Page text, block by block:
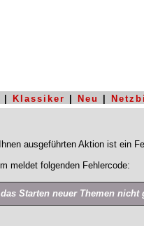
Klassiker Neu
ausgeführten Aktion ist ein
meldet folgenden Fehlercode:
Starten neuer Themen nicht